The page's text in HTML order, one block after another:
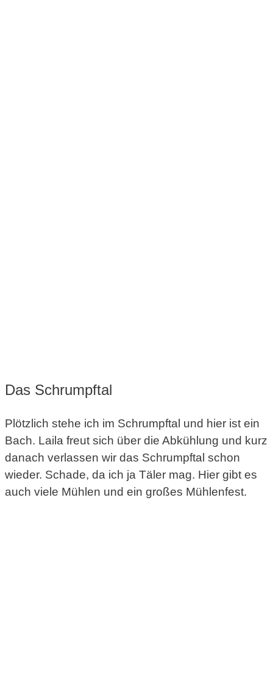
Das Schrumpftal
Plötzlich stehe ich im Schrumpftal und hier ist ein
Bach. Laila freut sich über die Abkühlung und kurz
danach verlassen wir das Schrumpftal schon
wieder. Schade, da ich ja Täler mag. Hier gibt es
auch viele Mühlen und ein großes Mühlenfest.